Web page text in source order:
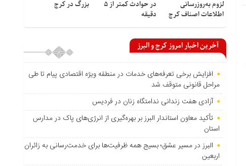
لزوم به‌روزرسانی
اطلاعات اصناف کرج
در حوادث کمتر از ۵
دقیقه
بزرگ در کرج
آخرین اخبار امروز کرج و البرز
افزایش برخی تعرفه‌های خدمات در منطقه ویژه اقتصادی پیام تا طی
مراحل قانونی متوقف شد
آزادی هفت زندانی ندامتگاه زنان در فردیس
تأکید معاون استاندار البرز بر بهره‌گیری از انرژی‌های پاک در مدارس
استان
البرز در مسیر عشق؛ بسیج همه ظرفیت‌ها برای خدمت‌رسانی به زائران
اربعین